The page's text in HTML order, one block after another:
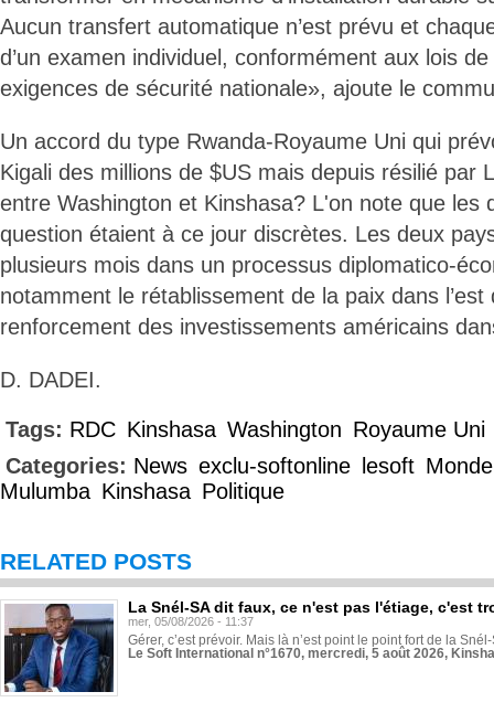
Aucun transfert automatique n’est prévu et
d’un examen individuel, conformément aux lois
exigences de sécurité nationale», ajoute le
Un accord du type Rwanda-Royaume Uni qui
Kigali des millions de $US mais depuis résilié par
entre Washington et Kinshasa? L'on note que les
question étaient à ce jour discrètes. Les deux
plusieurs mois dans un processus diplomatico-
notamment le rétablissement de la paix dans l’est
renforcement des investissements américains
D. DADEI.
Tags: RDC Kinshasa Washington Royaume Uni
Categories: News exclu-softonline lesoft Monde
Mulumba Kinshasa Politique
RELATED POSTS
La Snél-SA dit faux, ce n'est pas l'étiage, c'est
mer, 05/08/2026 - 11:37
Gérer, c’est prévoir. Mais là n’est point le point fort de la
Le Soft International n°1670, mercredi, 5 août 2026,